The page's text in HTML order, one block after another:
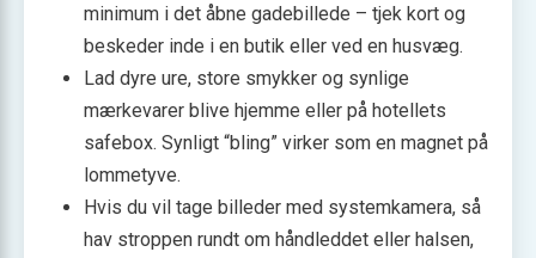
minimum i det åbne gadebillede – tjek kort og
beskeder inde i en butik eller ved en husvæg.
Lad dyre ure, store smykker og synlige
mærkevarer blive hjemme eller på hotellets
safebox. Synligt “bling” virker som en magnet på
lommetyve.
Hvis du vil tage billeder med systemkamera, så
hav stroppen rundt om håndleddet eller halsen,